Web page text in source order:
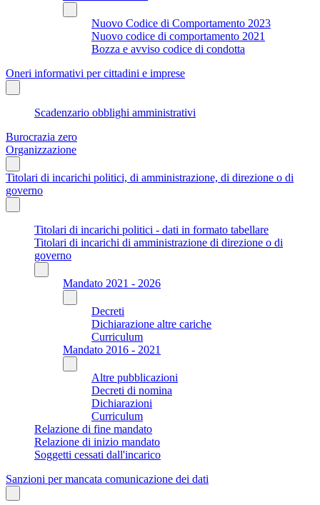
Nuovo Codice di Comportamento 2023
Nuovo codice di comportamento 2021
Bozza e avviso codice di condotta
Oneri informativi per cittadini e imprese
Scadenzario obblighi amministrativi
Burocrazia zero
Organizzazione
Titolari di incarichi politici, di amministrazione, di direzione o di
governo
Titolari di incarichi politici - dati in formato tabellare
Titolari di incarichi di amministrazione di direzione o di
governo
Mandato 2021 - 2026
Decreti
Dichiarazione altre cariche
Curriculum
Mandato 2016 - 2021
Altre pubblicazioni
Decreti di nomina
Dichiarazioni
Curriculum
Relazione di fine mandato
Relazione di inizio mandato
Soggetti cessati dall'incarico
Sanzioni per mancata comunicazione dei dati